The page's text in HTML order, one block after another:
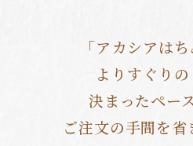
「アカシアは
よりすぐり
決まったペー
ご注文の手間を